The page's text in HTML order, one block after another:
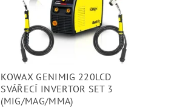
KOWAX GENIMIG 220LCD
SVÁŘECÍ INVERTOR SET 3
(MIG/MAG/MMA)